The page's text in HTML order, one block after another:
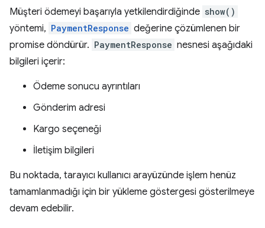
Müşteri ödemeyi başarıyla yetkilendirdiğinde show()
yöntemi, PaymentResponse değerine çözümlenen bir
promise döndürür. PaymentResponse nesnesi aşağıdaki
bilgileri içerir:
Ödeme sonucu ayrıntıları
Gönderim adresi
Kargo seçeneği
İletişim bilgileri
Bu noktada, tarayıcı kullanıcı arayüzünde işlem henüz
tamamlanmadığı için bir yükleme göstergesi gösterilmeye
devam edebilir.